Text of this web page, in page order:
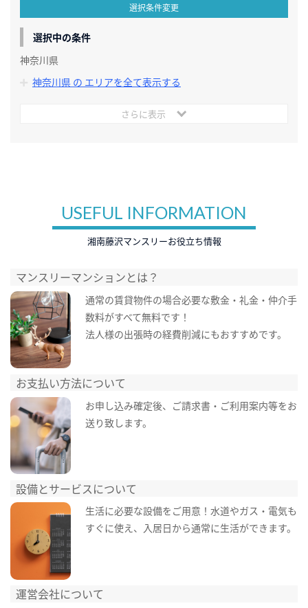
選択条件変更
選択中の条件
神奈川県
神奈川県 の エリアを全て表示する
さらに表示
USEFUL INFORMATION
湘南藤沢マンスリーお役立ち情報
マンスリーマンションとは？
通常の賃貸物件の場合必要な敷金・礼金・仲介手
数料がすべて無料です！
法人様の出張時の経費削減にもおすすめです。
お支払い方法について
お申し込み確定後、ご請求書・ご利用案内等をお
送り致します。
設備とサービスについて
生活に必要な設備をご用意！水道やガス・電気も
すぐに使え、入居日から通常に生活ができます。
運営会社について